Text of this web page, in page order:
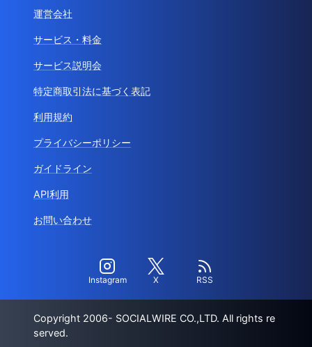
運営会社
サービス・料金
サービス説明会
特定商取引法に基づく表記
利用規約
プライバシーポリシー
ガイドライン
API利用
お問い合わせ
Instagram X RSS
Copyright 2006- SOCIALWIRE CO.,LTD. All rights re
served.